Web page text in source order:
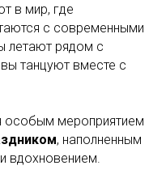
в мир, где
с современными
летают рядом с
танцуют вместе с
особым мероприятием
, наполненным
вдохновением.